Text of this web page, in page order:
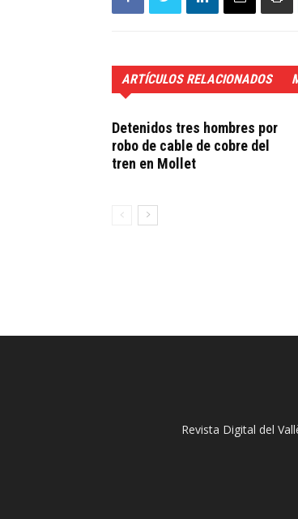
ARTÍCULOS RELACIONADOS
Detenidos tres hombres por
robo de cable de cobre del
tren en Mollet
Revista Digital del